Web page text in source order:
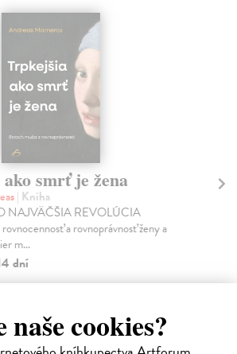
cookies?
smrť je žena
| Kniha
NAJVÄČŠIA REVOLÚCIA
a rovnoprávnosť ženy a
m...
dní